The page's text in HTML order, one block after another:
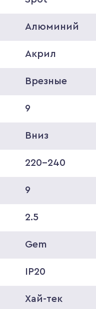
Алюминий
Акрил
Врезные
9
Вниз
220-240
9
2.5
Gem
IP20
Хай-тек